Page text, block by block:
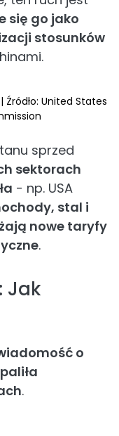
się go jako
stosunków
United States
sprzed
sektorach
- np. USA
stal i
nowe taryfy
.
Jak
o
.